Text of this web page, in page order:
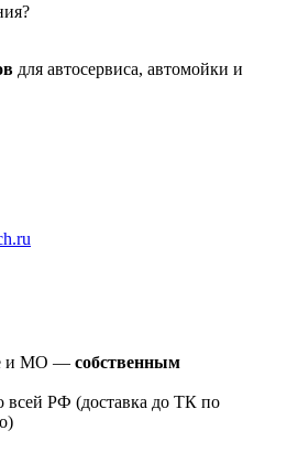
для автосервиса, автомойки и
и МО — собственным
всей РФ (доставка до ТК по
)